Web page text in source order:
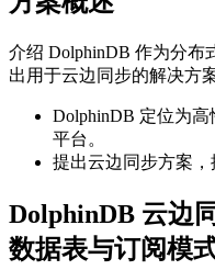
介绍 DolphinDB 作为分布
出用于云边同步的解决方
DolphinDB 定位为
平台。
提出云边同步方案，
DolphinDB 云边
数据表与订阅模